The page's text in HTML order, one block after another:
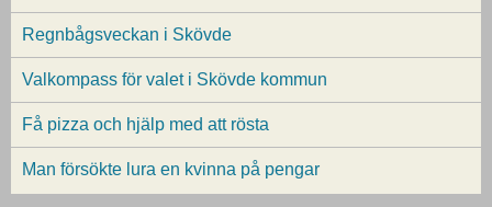
Regnbågsveckan i Skövde
Valkompass för valet i Skövde kommun
Få pizza och hjälp med att rösta
Man försökte lura en kvinna på pengar